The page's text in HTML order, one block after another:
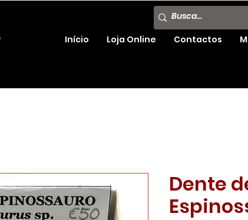
Início Loja Online Contactos
Dente